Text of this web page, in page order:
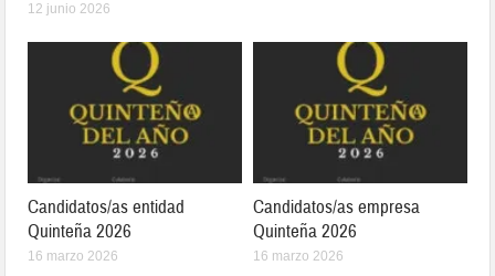
12 junio 2026
Candidatos/as entidad
Quinteña 2026
16 marzo 2026
Candidatos/as empresa
Quinteña 2026
16 marzo 2026